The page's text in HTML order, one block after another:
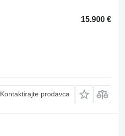
15.900 €
Kontaktirajte prodavca